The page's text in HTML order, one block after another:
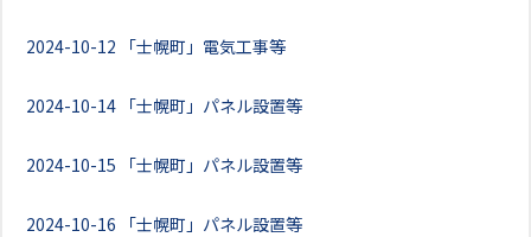
2024-10-12 「士幌町」電気工事等
2024-10-14 「士幌町」パネル設置等
2024-10-15 「士幌町」パネル設置等
2024-10-16 「士幌町」パネル設置等